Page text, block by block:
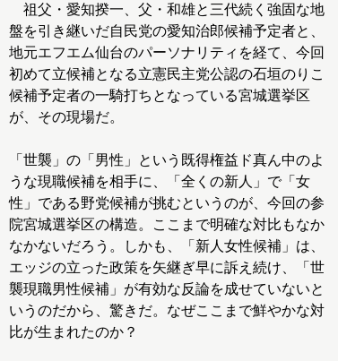
祖父・愛知揆一、父・和雄と三代続く強固な地
盤を引き継いだ自民党の愛知治郎候補予定者と、
地元エフエム仙台のパーソナリティを経て、今回
初めて立候補となる立憲民主党公認の石垣のりこ
候補予定者の一騎打ちとなっている宮城選挙区
が、その現場だ。
「世襲」の「男性」という既得権益ド真ん中のよ
うな現職候補を相手に、「全くの新人」で「女
性」である野党候補が挑むというのが、今回の参
院宮城選挙区の構造。ここまで明確な対比もなか
なかないだろう。しかも、「新人女性候補」は、
エッジの立った政策を矢継ぎ早に訴え続け、「世
襲現職男性候補」が有効な反論を成せていないと
いうのだから、驚きだ。なぜここまで鮮やかな対
比が生まれたのか？